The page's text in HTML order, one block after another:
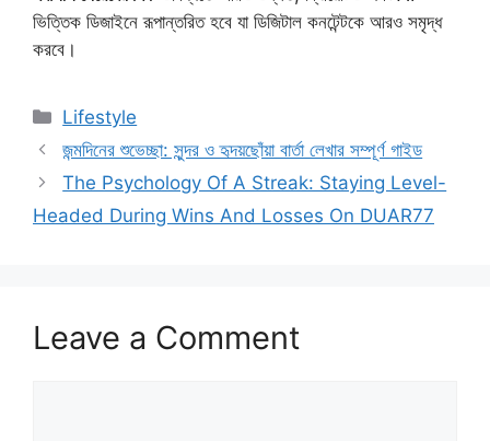
ভিত্তিক ডিজাইনে রূপান্তরিত হবে যা ডিজিটাল কনটেন্টকে আরও সমৃদ্ধ
করবে।
Categories
Lifestyle
জন্মদিনের শুভেচ্ছা: সুন্দর ও হৃদয়ছোঁয়া বার্তা লেখার সম্পূর্ণ গাইড
The Psychology Of A Streak: Staying Level-
Headed During Wins And Losses On DUAR77
Leave a Comment